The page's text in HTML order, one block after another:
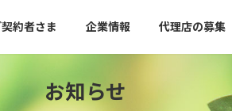
契約者さま 企業情報 代理店の募集
お知らせ